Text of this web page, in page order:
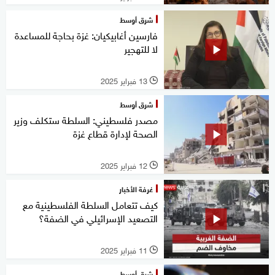
شرق أوسط
فارسين أغابيكيان: غزة بحاجة للمساعدة
لا للتهجير
l 13 فبراير 2025
شرق أوسط
مصدر فلسطيني: السلطة ستكلف وزير
الصحة لإدارة قطاع غزة
l 12 فبراير 2025
غرفة الأخبار
كيف تتعامل السلطة الفلسطينية مع
التصعيد الإسرائيلي في الضفة؟
l 11 فبراير 2025